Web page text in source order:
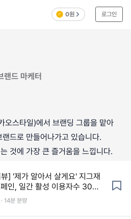
0원 로그인
랜드 마케터
오스타일)에서 브랜딩 그룹을 맡아
드로 만들어나가고 있습니다.
것에 가장 큰 즐거움을 느낍니다.
] '제가 알아서 살게요' 지그재
이용자수 30%
끈 비결 (feat. 담당자 인터뷰)
14분 분량